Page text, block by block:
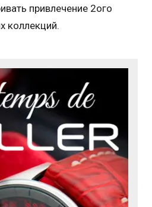
привлечение 2ого
коллекций.